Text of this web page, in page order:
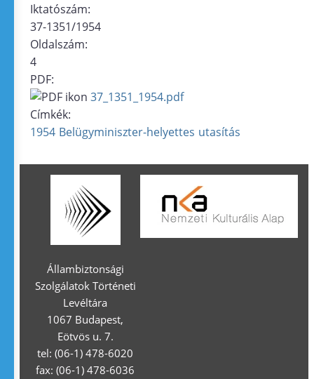
Iktatószám:
37-1351/1954
Oldalszám:
4
PDF:
37_1351_1954.pdf
Címkék:
1954 Belügyminiszter-helyettes utasítás
Állambiztonsági
Szolgálatok Történeti
Levéltára
1067 Budapest,
Eötvös u. 7.
tel: (06-1) 478-6020
fax: (06-1) 478-6036